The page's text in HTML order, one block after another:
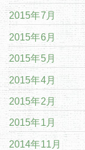
2015年7月
2015年6月
2015年5月
2015年4月
2015年2月
2015年1月
2014年11月